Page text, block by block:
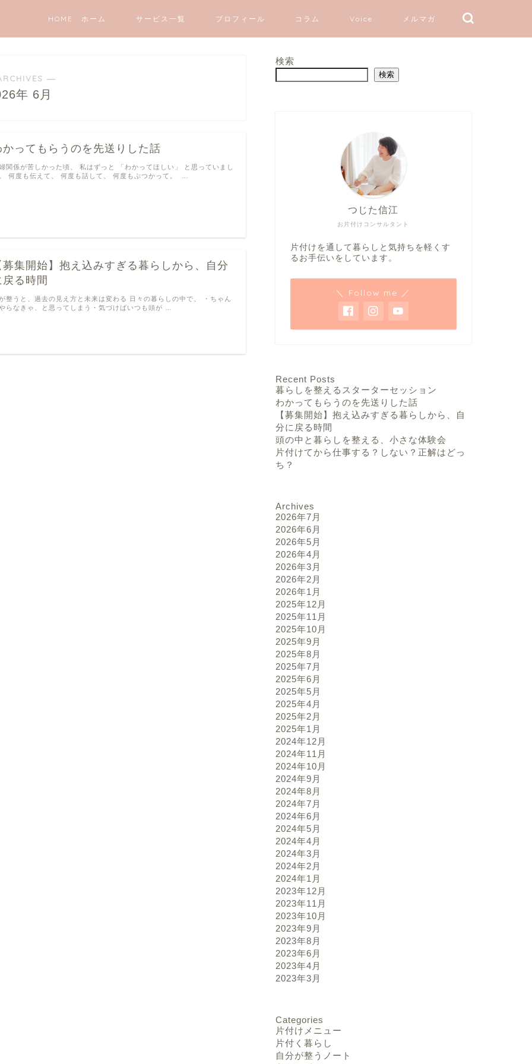
HOME ホーム サービス一覧 プロフィール コラム Voice メルマガ
―
年 6月
かってもらうのを先送りした話
関係が苦しかった頃、 私はずっと 「わかってほしい」 と思っていまし
何度も伝えて、 何度も話して、 何度もぶつかって。 …
募集開始】抱え込みすぎる暮らしから、自分
戻る時間
整うと、過去の見え方と未来は変わる 日々の暮らしの中で、 ・ちゃん
らなきゃ、と思ってしまう・気づけばいつも頭が …
検索
検索
お片付けコンサルタント
つじた信江
片付けを通して暮らしと気持ちを軽くす
るお手伝いをしています。
＼ Follow me ／
Recent Posts
暮らしを整えるスターターセッション
わかってもらうのを先送りした話
【募集開始】抱え込みすぎる暮らしから、自
分に戻る時間
頭の中と暮らしを整える、小さな体験会
片付けてから仕事する？しない？正解はどっ
ち？
Archives
2026年7月
2026年6月
2026年5月
2026年4月
2026年3月
2026年2月
2026年1月
2025年12月
2025年11月
2025年10月
2025年9月
2025年8月
2025年7月
2025年6月
2025年5月
2025年4月
2025年2月
2025年1月
2024年12月
2024年11月
2024年10月
2024年9月
2024年8月
2024年7月
2024年6月
2024年5月
2024年4月
2024年3月
2024年2月
2024年1月
2023年12月
2023年11月
2023年10月
2023年9月
2023年8月
2023年6月
2023年4月
2023年3月
Categories
片付けメニュー
片付く暮らし
自分が整うノート